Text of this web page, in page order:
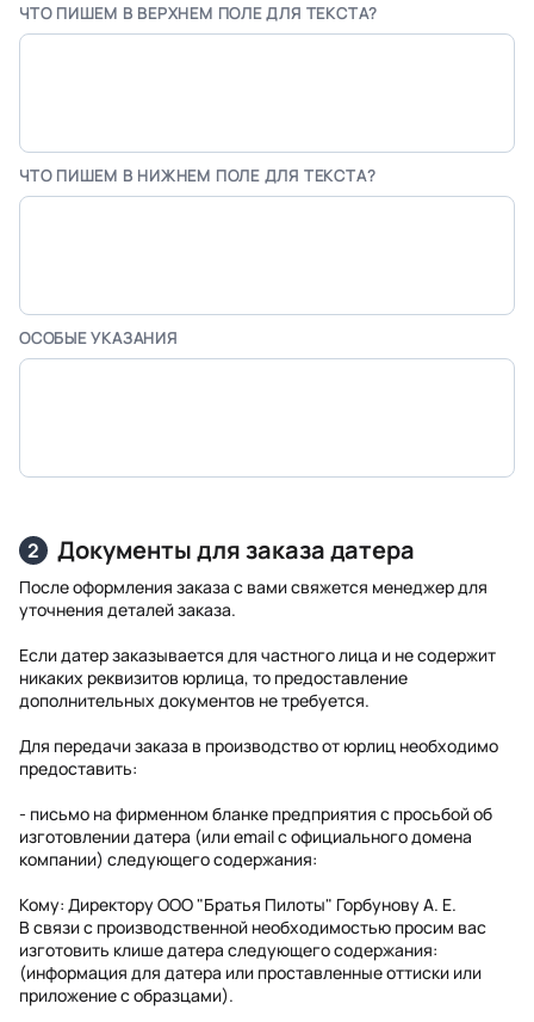
ЧТО ПИШЕМ В ВЕРХНЕМ ПОЛЕ ДЛЯ ТЕКСТА?
ЧТО ПИШЕМ В НИЖНЕМ ПОЛЕ ДЛЯ ТЕКСТА?
ОСОБЫЕ УКАЗАНИЯ
2 Документы для заказа датера
После оформления заказа с вами свяжется менеджер для
уточнения деталей заказа.
Если датер заказывается для частного лица и не содержит
никаких реквизитов юрлица, то предоставление
дополнительных документов не требуется.
Для передачи заказа в производство от юрлиц необходимо
предоставить:
- письмо на фирменном бланке предприятия с просьбой об
изготовлении датера (или email с официального домена
компании) следующего содержания:
Кому: Директору ООО "Братья Пилоты" Горбунову А. Е.
В связи с производственной необходимостью просим вас
изготовить клише датера следующего содержания:
(информация для датера или проставленные оттиски или
приложение с образцами).